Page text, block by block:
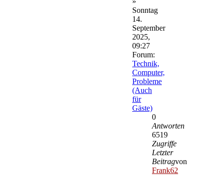
Sonntag
14.
September
2025,
09:27
Forum:
Technik,
Computer,
Probleme
(Auch
für
Gäste)
0
Antworten
6519
Zugriffe
Letzter
Beitragvon
Frank62